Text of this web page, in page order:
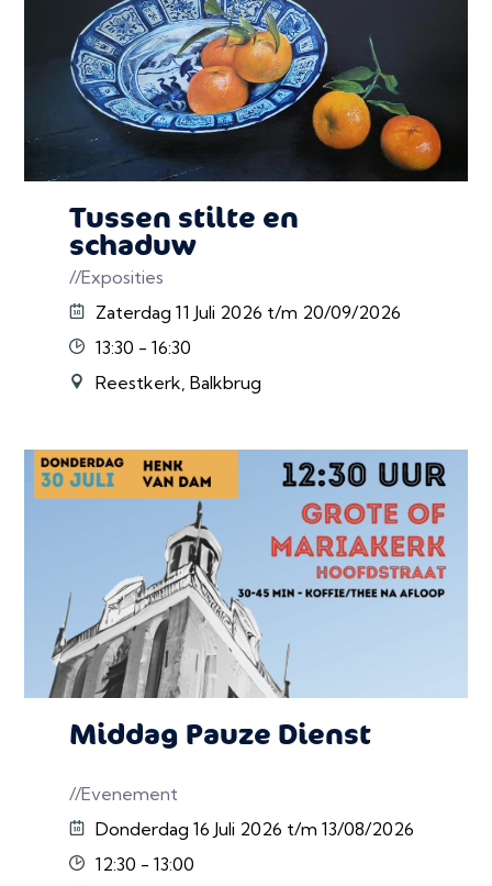
Tussen stilte en
schaduw
//Exposities
Zaterdag 11 Juli 2026 t/m 20/09/2026
13:30 - 16:30
Reestkerk, Balkbrug
Middag Pauze Dienst
//Evenement
Donderdag 16 Juli 2026 t/m 13/08/2026
12:30 - 13:00